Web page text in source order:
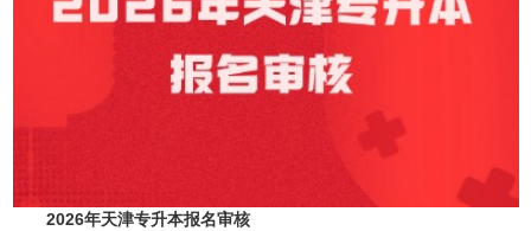
2026年天津专升本报名审核